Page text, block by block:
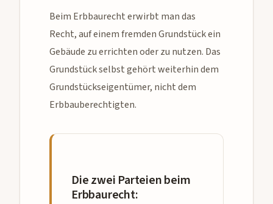
Beim Erbbaurecht erwirbt man das
Recht, auf einem fremden Grundstück ein
Gebäude zu errichten oder zu nutzen. Das
Grundstück selbst gehört weiterhin dem
Grundstückseigentümer, nicht dem
Erbbauberechtigten.
Die zwei Parteien beim
Erbbaurecht: